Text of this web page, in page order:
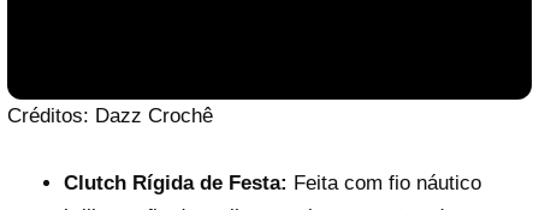
Créditos: Dazz Crochê
Clutch Rígida de Festa: Feita com fio náutico